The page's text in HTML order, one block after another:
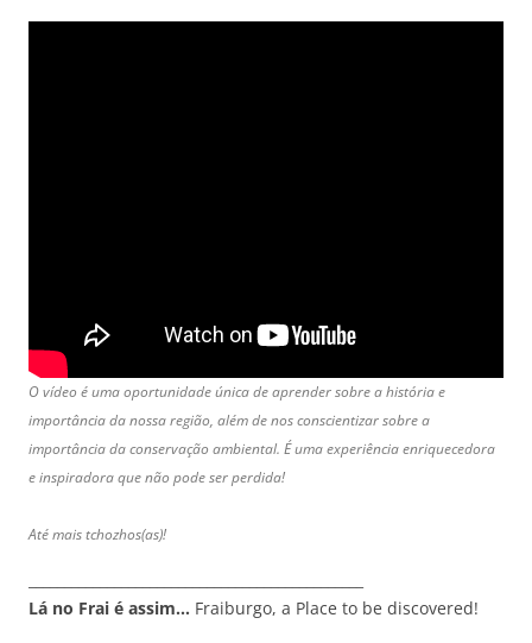
O vídeo é uma oportunidade única de aprender sobre a história e
importância da nossa região, além de nos conscientizar sobre a
importância da conservação ambiental. É uma experiência enriquecedora
e inspiradora que não pode ser perdida!
Até mais tchozhos(as)!
Lá no Frai é assim… Fraiburgo, a Place to be discovered!